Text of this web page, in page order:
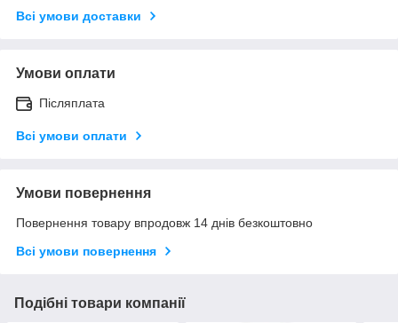
Всі умови доставки
Умови оплати
Післяплата
Всі умови оплати
Умови повернення
Повернення товару впродовж 14 днів безкоштовно
Всі умови повернення
Подібні товари компанії